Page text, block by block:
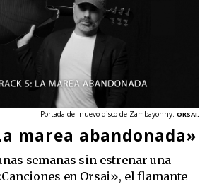
Portada del nuevo disco de Zambayonny. ORSAI.
marea abandonada»
semanas sin estrenar una
en Orsai», el flamante